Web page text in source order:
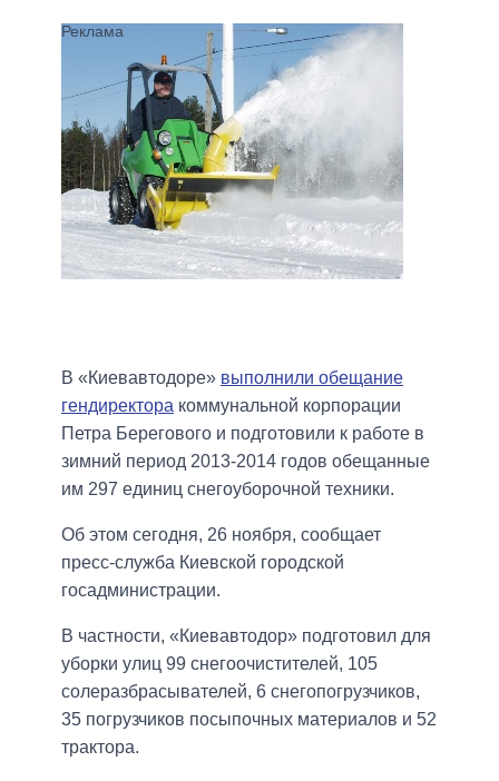
В «Киевавтодоре» выполнили обещание
гендиректора коммунальной корпорации
Петра Берегового и подготовили к работе в
зимний период 2013-2014 годов обещанные
им 297 единиц снегоуборочной техники.
Об этом сегодня, 26 ноября, сообщает
пресс-служба Киевской городской
госадминистрации.
В частности, «Киевавтодор» подготовил для
уборки улиц 99 снегоочистителей, 105
солеразбрасывателей, 6 снегопогрузчиков,
35 погрузчиков посыпочных материалов и 52
трактора.